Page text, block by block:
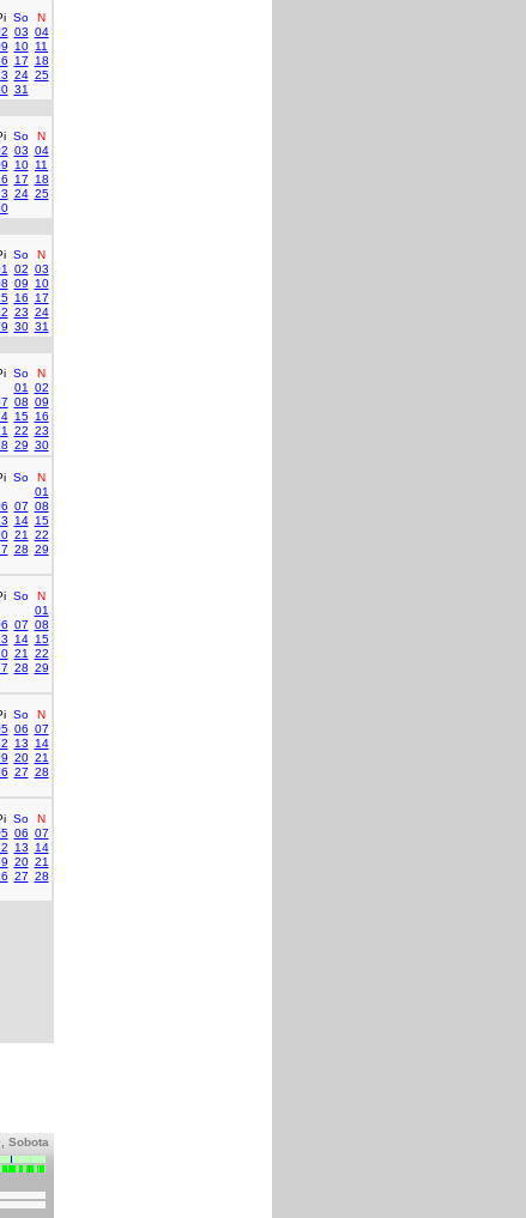
So
N
03 04
10 11
17
18
24 25
31
So
N
03 04
10 11
17
18
24 25
So
N
02 03
09
10
16
17
23 24
30 31
So
N
01
02
08 09
15 16
22 23
29 30
So
N
01
07 08
14 15
21
22
28 29
So
N
01
07 08
14 15
21
22
28 29
So
N
06 07
13
14
20 21
27 28
So
N
06 07
13
14
20 21
27 28
Sobota